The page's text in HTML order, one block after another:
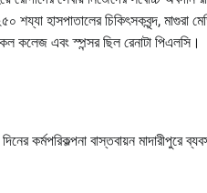
শয্যা হাসপাতালের চিকিৎসকবৃন্দ, মাগুরা
কলেজ এবং স্পন্সর ছিল রেনাটা পিএলসি।
কর্মপরিকল্পনা বাস্তবায়ন মাদারীপুরে